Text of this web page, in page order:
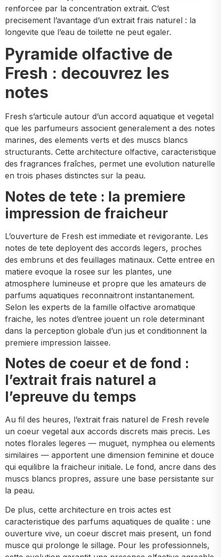
renforcee par la concentration extrait. C’est
precisement l’avantage d’un extrait frais naturel : la
longevite que l’eau de toilette ne peut egaler.
Pyramide olfactive de
Fresh : decouvrez les
notes
Fresh s’articule autour d’un accord aquatique et vegetal
que les parfumeurs associent generalement a des notes
marines, des elements verts et des muscs blancs
structurants. Cette architecture olfactive, caracteristique
des fragrances fraîches, permet une evolution naturelle
en trois phases distinctes sur la peau.
Notes de tete : la premiere
impression de fraicheur
L’ouverture de Fresh est immediate et revigorante. Les
notes de tete deployent des accords legers, proches
des embruns et des feuillages matinaux. Cette entree en
matiere evoque la rosee sur les plantes, une
atmosphere lumineuse et propre que les amateurs de
parfums aquatiques reconnaitront instantanement.
Selon les experts de la famille olfactive aromatique
fraiche, les notes d’entree jouent un role determinant
dans la perception globale d’un jus et conditionnent la
premiere impression laissee.
Notes de coeur et de fond :
l’extrait frais naturel a
l’epreuve du temps
Au fil des heures, l’extrait frais naturel de Fresh revele
un coeur vegetal aux accords discrets mais precis. Les
notes florales legeres — muguet, nymphea ou elements
similaires — apportent une dimension feminine et douce
qui equilibre la fraicheur initiale. Le fond, ancre dans des
muscs blancs propres, assure une base persistante sur
la peau.
De plus, cette architecture en trois actes est
caracteristique des parfums aquatiques de qualite : une
ouverture vive, un coeur discret mais present, un fond
musce qui prolonge le sillage. Pour les professionnels,